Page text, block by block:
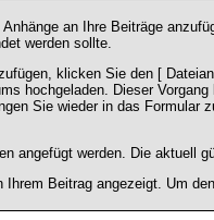
an Ihre Beiträge
werden sollte.
klicken Sie den [
hochgeladen. Dieser
Sie wieder in das
angefügt werden. Die aktuell
Ihrem Beitrag angezeigt. Um